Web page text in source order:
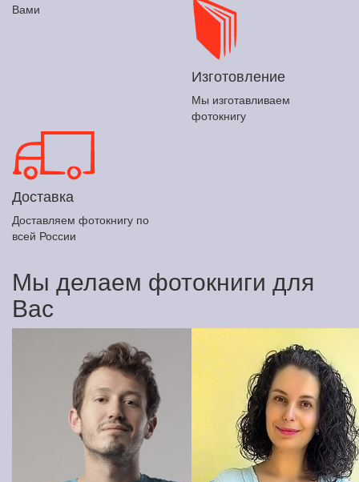
Вами
Изготовление
Мы изготавливаем
фотокнигу
Доставка
Доставляем фотокнигу по
всей России
Мы делаем фотокниги для
Вас